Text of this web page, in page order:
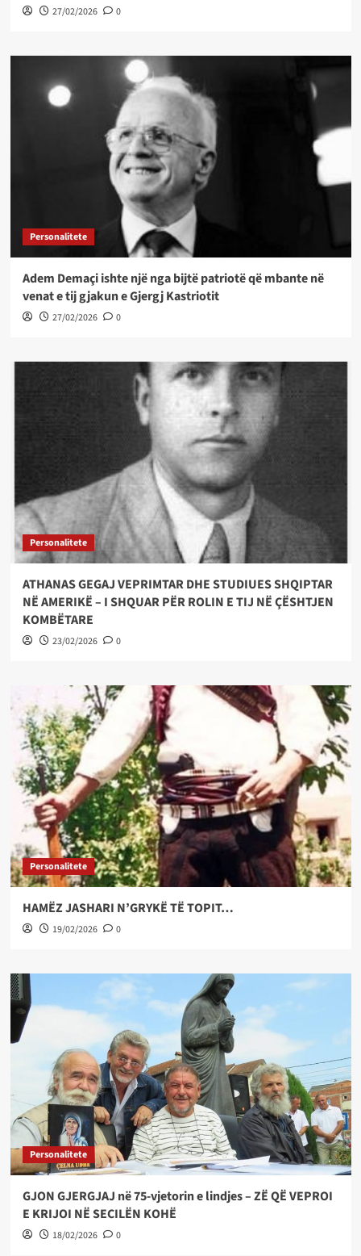
27/02/2026 0
Personalitete
Adem Demaçi ishte një nga bijtë patriotë që mbante në
venat e tij gjakun e Gjergj Kastriotit
27/02/2026 0
Personalitete
ATHANAS GEGAJ VEPRIMTAR DHE STUDIUES SHQIPTAR
NË AMERIKË – I SHQUAR PËR ROLIN E TIJ NË ÇËSHTJEN
KOMBËTARE
23/02/2026 0
Personalitete
HAMËZ JASHARI N’GRYKË TË TOPIT…
19/02/2026 0
Personalitete
GJON GJERGJAJ në 75-vjetorin e lindjes – ZË QË VEPROI
E KRIJOI NË SECILËN KOHË
18/02/2026 0